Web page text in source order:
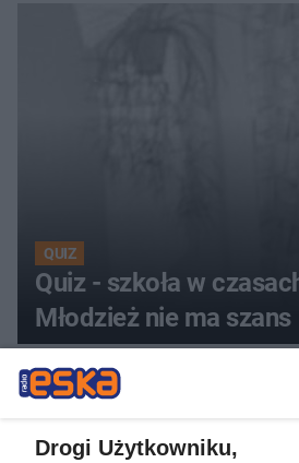
QUIZ
Quiz - szkoła w
Młodzież nie ma szans
Drogi Użytkowniku,